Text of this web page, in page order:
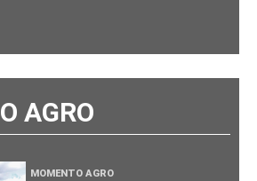
AGRO
MOMENTO AGRO